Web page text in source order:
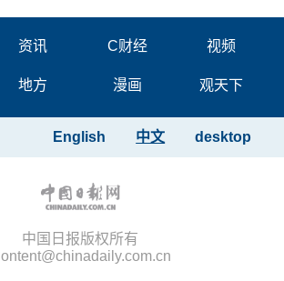
资讯 C财经 视频
地方 漫画 观天下
desktop
中文
English
中国日报版权所有